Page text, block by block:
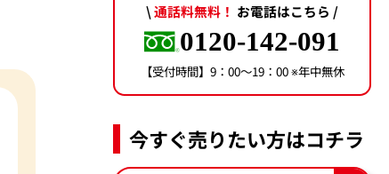
\通話料無料！ お電話はこちら /
0120-142-091
【受付時間】9：00〜19：00 ※年中無休
今すぐ売りたい方はコチラ